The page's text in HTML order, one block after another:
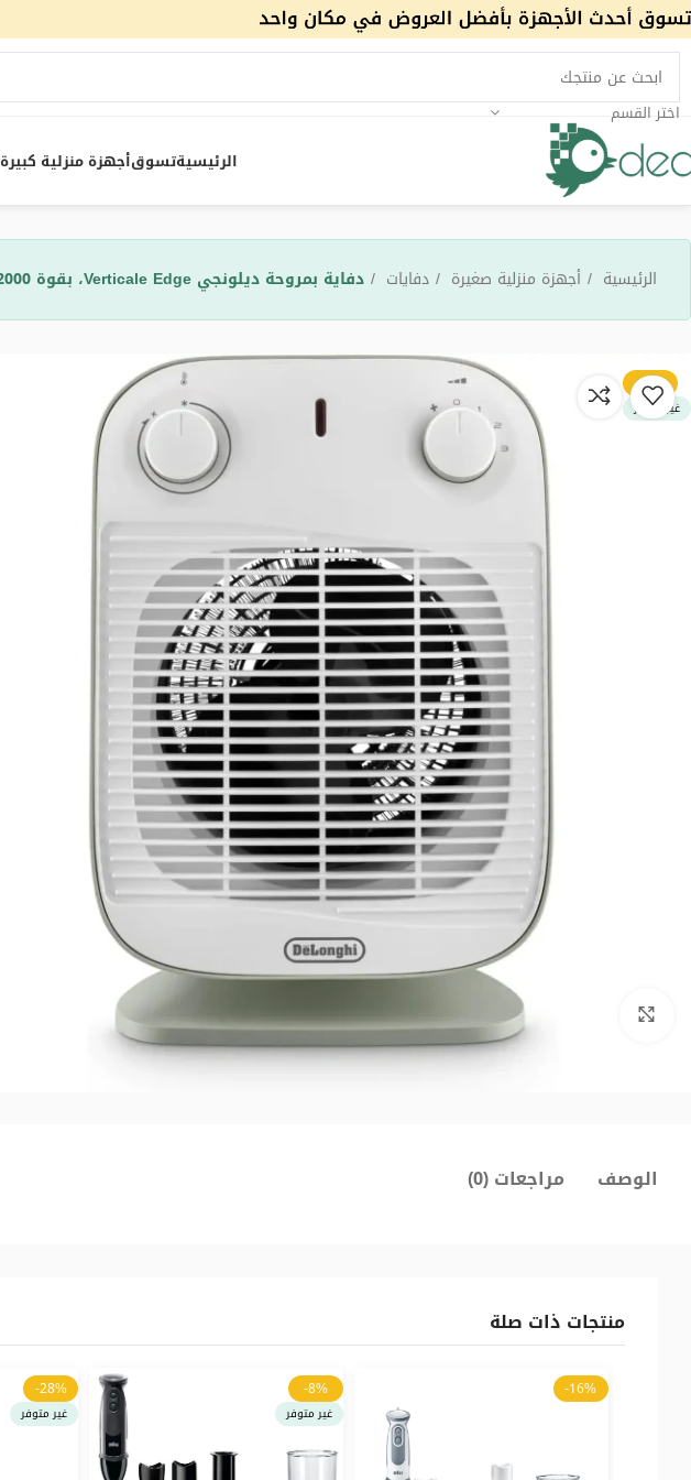
اختر القسم
الرئيسيةتسوقأجهزة منزلية كبيرة
الرئيسية أجهزة منزلية صغيرة دفايات دفاية بمروحة ديلونجي Verticale Edge، بقوة 2000 وات، رمادي – HFS50B20.GR
-10%
غير متوفر
الوصف مراجعات (0)
منتجات ذات صلة
-16%
-8%
غير متوفر
-28%
غير متوفر